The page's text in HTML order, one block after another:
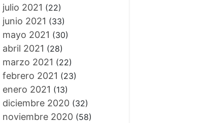
julio 2021 (22)
junio 2021 (33)
mayo 2021 (30)
abril 2021 (28)
marzo 2021 (22)
febrero 2021 (23)
enero 2021 (13)
diciembre 2020(32)
noviembre 2020(58)